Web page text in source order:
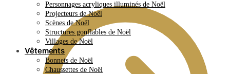
Personnages acryliques illuminés de Noël
Projecteurs de Noël
Scènes de Noël
Structures gonflables de Noël
Villages de Noël
Vêtements
Bonnets de Noël
Chaussettes de Noël